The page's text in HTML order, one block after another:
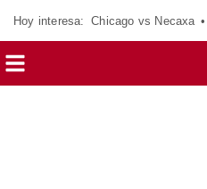
Hoy interesa: Chicago vs Necaxa